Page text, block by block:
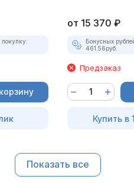
покупку:
от 15 370 ₽
Бонусных
461.56руб.
Предзаказ
Купить в
Показать все